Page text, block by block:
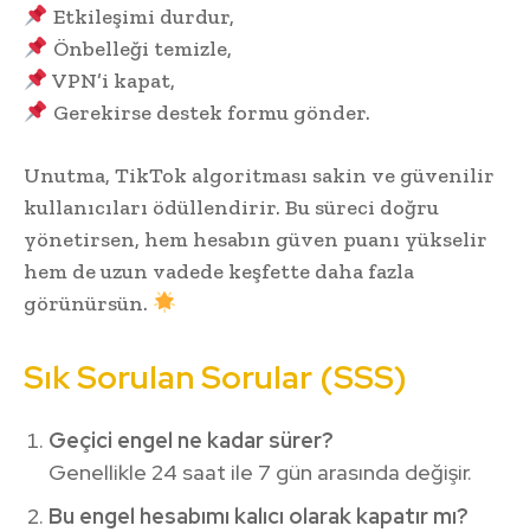
Etkileşimi durdur,
Önbelleği temizle,
VPN’i kapat,
Gerekirse destek formu gönder.
Unutma, TikTok algoritması sakin ve güvenilir
kullanıcıları ödüllendirir. Bu süreci doğru
yönetirsen, hem hesabın güven puanı yükselir
hem de uzun vadede keşfette daha fazla
görünürsün.
Sık Sorulan Sorular (SSS)
Geçici engel ne kadar sürer?
Genellikle 24 saat ile 7 gün arasında değişir.
Bu engel hesabımı kalıcı olarak kapatır mı?